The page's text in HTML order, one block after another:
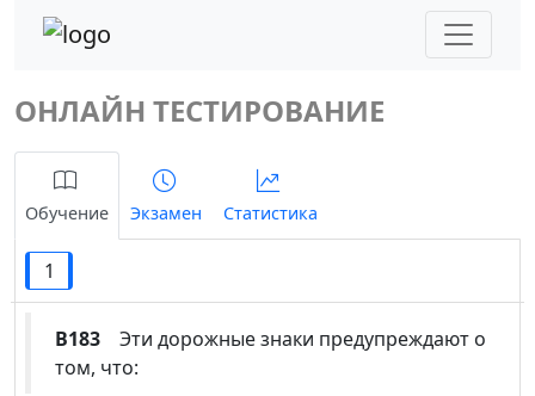
ОНЛАЙН ТЕСТИРОВАНИЕ
Обучение Экзамен Статистика
1
B183 Эти дорожные знаки предупреждают о
том, что: